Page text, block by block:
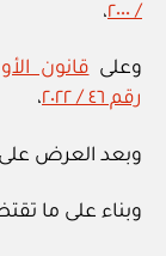
/ ٢٠٠٠
،
وعلىقانون
رقم ٤٦ / ٢٠٢٢
،
وبعد العرض
وبناء على ما